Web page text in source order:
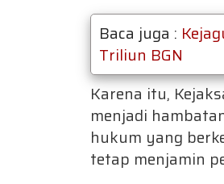
Baca juga :
Triliun BGN
Karena itu,
menjadi
hukum yang
tetap menjamin